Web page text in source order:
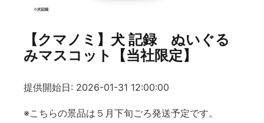
【クマノミ】犬 記録 ぬいぐる
みマスコット【当社限定】
提供開始日: 2026-01-31 12:00:00
※こちらの景品は５月下旬ごろ発送予定です。